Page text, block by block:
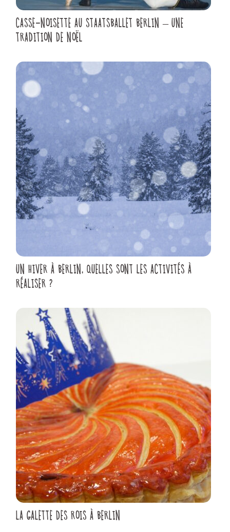
CASSE-NOISETTE AU STAATSBALLET BERLIN – UNE
TRADITION DE NOËL
UN HIVER À BERLIN, QUELLES SONT LES ACTIVITÉS À
RÉALISER ?
LA GALETTE DES ROIS À BERLIN